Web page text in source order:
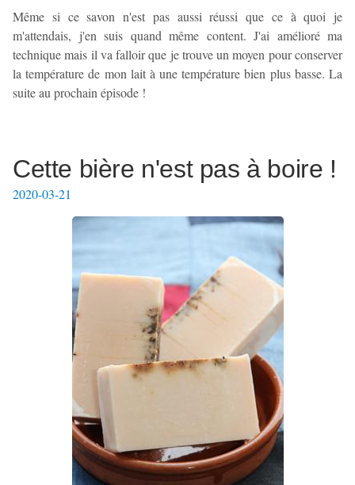
Même si ce savon n'est pas aussi réussi que ce à quoi je
m'attendais, j'en suis quand même content. J'ai amélioré ma
technique mais il va falloir que je trouve un moyen pour conserver
la température de mon lait à une température bien plus basse. La
suite au prochain épisode !
Cette bière n'est pas à boire !
2020-03-21